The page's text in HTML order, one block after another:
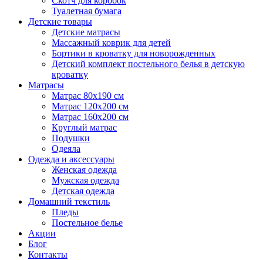
Туалетная бумага
Детские товары
Детские матрасы
Массажный коврик для детей
Бортики в кроватку для новорожденных
Детский комплект постельного белья в детскую
кроватку
Матрасы
Матрас 80х190 см
Матраc 120х200 см
Матрас 160х200 см
Круглый матрас
Подушки
Одеяла
Одежда и аксессуары
Женская одежда
Мужская одежда
Детская одежда
Домашний текстиль
Пледы
Постельное белье
Акции
Блог
Контакты